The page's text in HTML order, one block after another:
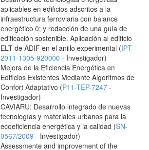
aplicables en edificios adscritos a la
infraestructura ferroviaria con balance
energético 0; y redacción de una guía de
edificación sostenible. Aplicación al edificio
ELT de ADIF en el anillo experimental (IPT-
2011-1305-920000 - Investigador)
Mejora de la Eficiencia Energética en
Edificios Existentes Mediante Algoritmos de
Confort Adaptativo (P11-TEP-7247-
Investigador)
CAVIARU: Desarrollo integrado de nuevas
tecnologías y materiales urbanos para la
ecoeficiencia energética y la calidad (SN-
0567/2009 - Investigador)
Assessmente and improvement of the